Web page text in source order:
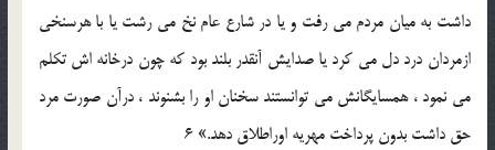
داشت به ميان مردم مي رفت و يا در شارع عام نخ مي رشت يا با هرسنخي
ازمردان درد دل مي کرد يا صدايش آنقدر بلند بود که چون درخانه اش تکلم
مي نمود ، همسايگانش مي توانستند سخنان او را بشنوند ، درآن صورت مرد
حق داشت بدون پرداخت مهريه اوراطلاق دهد.» 6